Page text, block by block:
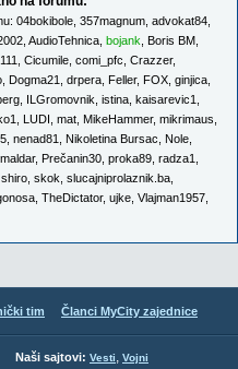
04bokibole 357magnum advokat84
AudioTehnica bojank Boris BM
Cicumile comi_pfc Crazzer,
Dogma21 drpera Feller, FOX ginjica
ILGromovnik istina kaisarevic1
LUDI mat MikeHammer, mikrimaus
nenad81 Nikoletina Bursac Nole
, Prečanin30 proka89 radza1
shiro skok slucajniprolaznik.ba
TheDictator, ujke Vlajman1957
tim Članci MyCity zajednice
Naši sajtovi: Vesti, Vojni